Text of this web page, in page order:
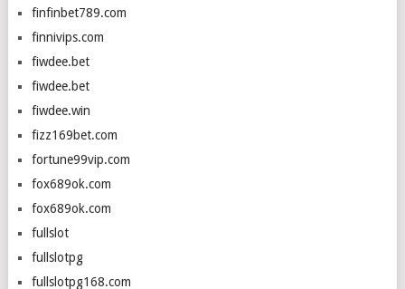
finfinbet789.com
finnivips.com
fiwdee.bet
fiwdee.bet
fiwdee.win
fizz169bet.com
fortune99vip.com
fox689ok.com
fox689ok.com
fullslot
fullslotpg
fullslotpg168.com